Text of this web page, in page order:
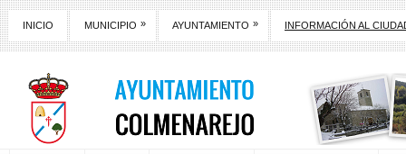
INICIO MUNICIPIO » AYUNTAMIENTO » INFORMACIÓN AL